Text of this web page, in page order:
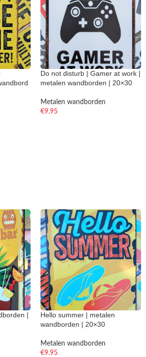
Do not disturb | Gamer at work |
metalen wandborden | 20×30
Metalen wandborden
€9.95
|
Hello summer | metalen
wandborden | 20×30
Metalen wandborden
€9.95